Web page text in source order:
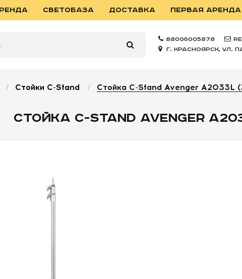
СВЕТОБАЗА ДОСТАВКА ПЕРВАЯ АРЕНДА
88006005878
г. Красноярск, ул.
/ Стойки C-Stand / Стойка C-Stand Avenger A2033L
СТОЙКА C-STAND AVENGER